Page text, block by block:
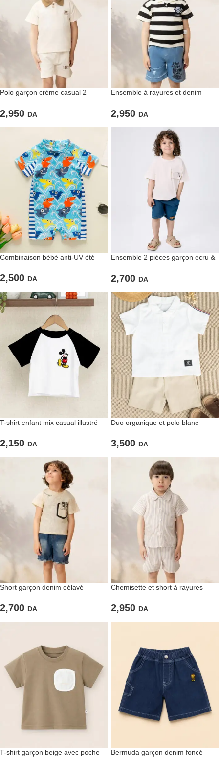
Polo garçon crème casual 2
2,950 DA
Ensemble à rayures et denim
2,950 DA
Combinaison bébé anti-UV été
2,500 DA
Ensemble 2 pièces garçon écru &
2,700 DA
T-shirt enfant mix casual illustré
2,150 DA
Duo organique et polo blanc
3,500 DA
Short garçon denim délavé
2,700 DA
Chemisette et short à rayures
2,950 DA
T-shirt garçon beige avec poche
Bermuda garçon denim foncé